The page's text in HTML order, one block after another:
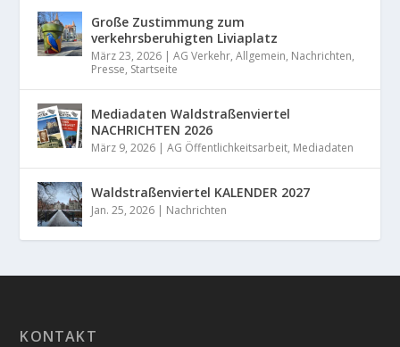
Große Zustimmung zum
verkehrsberuhigten Liviaplatz
März 23, 2026 |AG Verkehr,Allgemein, Nachrichten,
Presse, Startseite
Mediadaten Waldstraßenviertel
NACHRICHTEN 2026
März 9, 2026 |AG Öffentlichkeitsarbeit, Mediadaten
Waldstraßenviertel KALENDER 2027
Jan. 25, 2026 | Nachrichten
KONTAKT